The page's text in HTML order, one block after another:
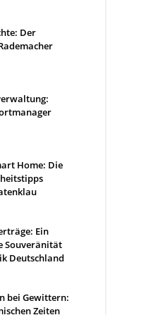
Der
Home: Die
Ein
Souveränität
Deutschland
bei Gewittern:
Zeiten